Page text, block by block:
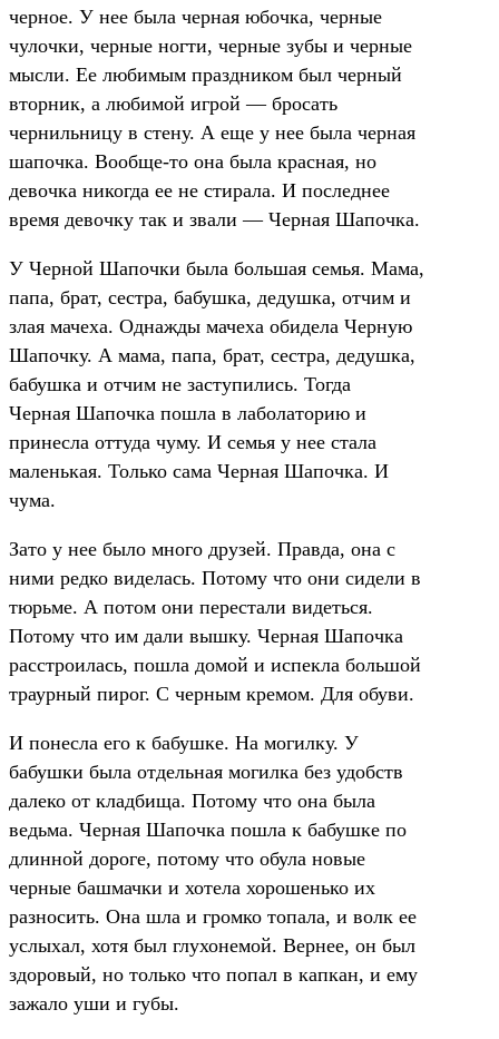
черное. У нее была черная юбочка, черные
чулочки, черные ногти, черные зубы и черные
мысли. Ее любимым праздником был черный
вторник, а любимой игрой — бросать
чернильницу в стену. А еще у нее была черная
шапочка. Вообще-то она была красная, но
девочка никогда ее не стирала. И последнее
время девочку так и звали — Черная Шапочка.
У Черной Шапочки была большая семья. Мама,
папа, брат, сестра, бабушка, дедушка, отчим и
злая мачеха. Однажды мачеха обидела Черную
Шапочку. А мама, папа, брат, сестра, дедушка,
бабушка и отчим не заступились. Тогда
Черная Шапочка пошла в лаболаторию и
принесла оттуда чуму. И семья у нее стала
маленькая. Только сама Черная Шапочка. И
чума.
Зато у нее было много друзей. Правда, она с
ними редко виделась. Потому что они сидели в
тюрьме. А потом они перестали видеться.
Потому что им дали вышку. Черная Шапочка
расстроилась, пошла домой и испекла большой
траурный пирог. С черным кремом. Для обуви.
И понесла его к бабушке. На могилку. У
бабушки была отдельная могилка без удобств
далеко от кладбища. Потому что она была
ведьма. Черная Шапочка пошла к бабушке по
длинной дороге, потому что обула новые
черные башмачки и хотела хорошенько их
разносить. Она шла и громко топала, и волк ее
услыхал, хотя был глухонемой. Вернее, он был
здоровый, но только что попал в капкан, и ему
зажало уши и губы.